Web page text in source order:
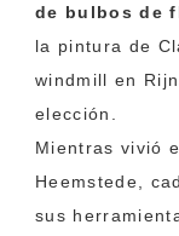
de bulbos de
la pintura de
windmill en
elección.
Mientras vivió
Heemstede,
sus